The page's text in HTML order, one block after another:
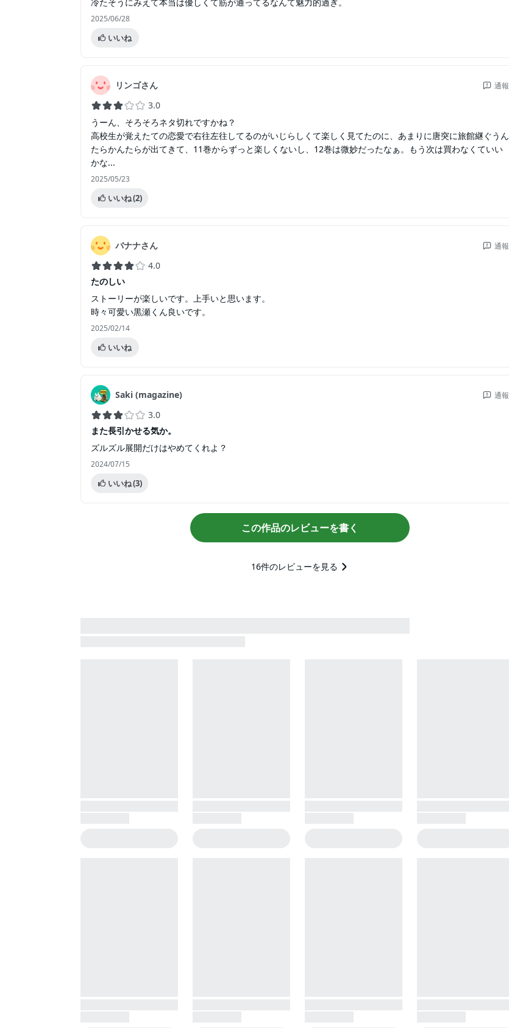
2025/06/28
いいね
リンゴさん 通報
3.0
うーん、そろそろネタ切れですかね？
高校生が覚えたての恋愛で右往左往してるのがいじらしくて楽しく見てたのに、あまりに唐突に旅館継ぐうん
たらかんたらが出てきて、11巻からずっと楽しくないし、12巻は微妙だったなぁ。もう次は買わなくていい
かな...
2025/05/23
いいね(2)
バナナさん 通報
4.0
たのしい
ストーリーが楽しいです。上手いと思います。
時々可愛い黒瀬くん良いです。
2025/02/14
いいね
Saki (magazine) 通報
3.0
また長引かせる気か。
ズルズル展開だけはやめてくれよ？
2024/07/15
いいね(3)
この作品のレビューを書く
16件のレビューを見る